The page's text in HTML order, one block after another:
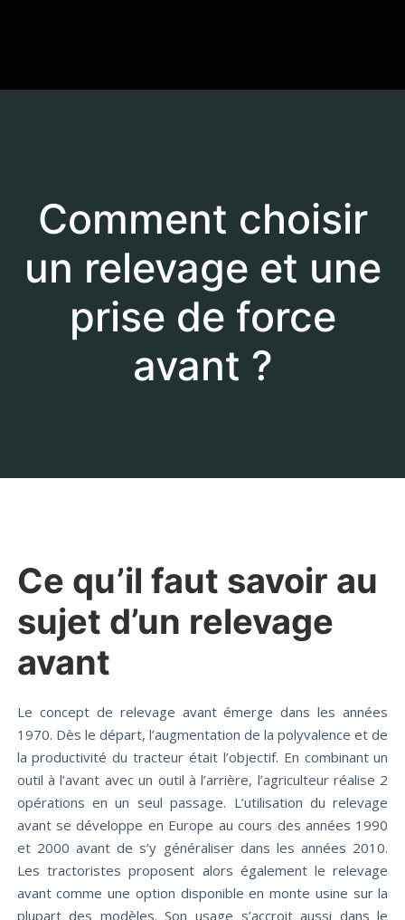
Comment choisir
un relevage et une
prise de force
avant ?
Ce qu’il faut savoir au
sujet d’un relevage
avant
Le concept de relevage avant émerge dans les années
1970. Dès le départ, l’augmentation de la polyvalence et de
la productivité du tracteur était l’objectif. En combinant un
outil à l’avant avec un outil à l’arrière, l’agriculteur réalise 2
opérations en un seul passage. L’utilisation du relevage
avant se développe en Europe au cours des années 1990
et 2000 avant de s’y généraliser dans les années 2010.
Les tractoristes proposent alors également le relevage
avant comme une option disponible en monte usine sur la
plupart des modèles. Son usage s’accroit aussi dans le